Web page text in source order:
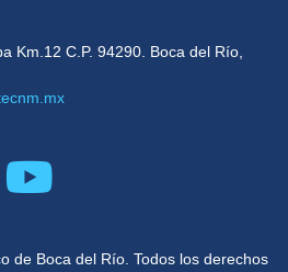
Km.12 C.P. 94290. Boca del Rí­o,
de Boca del Río. Todos los derechos